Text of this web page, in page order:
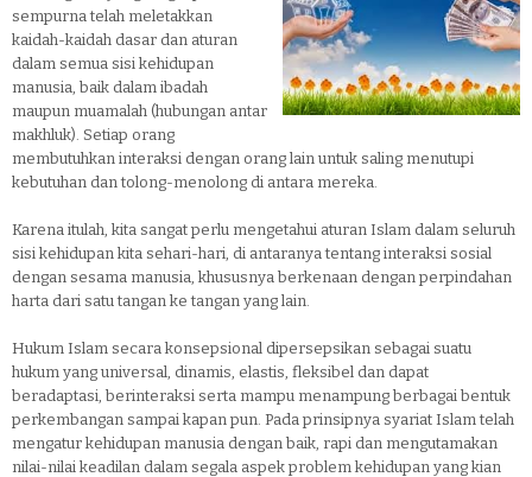
sempurna telah meletakkan
kaidah-kaidah dasar dan aturan
dalam semua sisi kehidupan
manusia, baik dalam ibadah
maupun muamalah (hubungan antar
makhluk). Setiap orang
membutuhkan interaksi dengan orang lain untuk saling menutupi
kebutuhan dan tolong-menolong di antara mereka.
Karena itulah, kita sangat perlu mengetahui aturan Islam dalam seluruh
sisi kehidupan kita sehari-hari, di antaranya tentang interaksi sosial
dengan sesama manusia, khususnya berkenaan dengan perpindahan
harta dari satu tangan ke tangan yang lain.
Hukum Islam secara konsepsional dipersepsikan sebagai suatu
hukum yang universal, dinamis, elastis, fleksibel dan dapat
beradaptasi, berinteraksi serta mampu menampung berbagai bentuk
perkembangan sampai kapan pun. Pada prinsipnya syariat Islam telah
mengatur kehidupan manusia dengan baik, rapi dan mengutamakan
nilai-nilai keadilan dalam segala aspek problem kehidupan yang kian